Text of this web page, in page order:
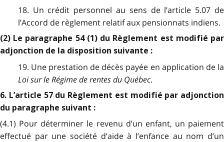
18. Un crédit personnel au sens de l’article 5.07 de
l’Accord de règlement relatif aux pensionnats indiens.
(2) Le paragraphe 54 (1) du Règlement est modifié par
adjonction de la disposition suivante :
19. Une prestation de décès payée en application de la
Loi sur le Régime de rentes du Québec.
6. L’article 57 du Règlement est modifié par adjonction
du paragraphe suivant :
(4.1) Pour déterminer le revenu d’un enfant, un paiement
effectué par une société d’aide à l’enfance au nom d’un